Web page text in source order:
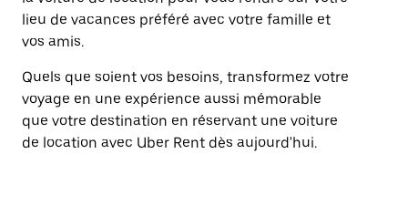
lieu de vacances préféré avec votre famille et
vos amis.
Quels que soient vos besoins, transformez votre
voyage en une expérience aussi mémorable
que votre destination en réservant une voiture
de location avec Uber Rent dès aujourd'hui.